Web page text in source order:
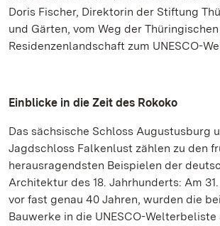
Doris Fischer, Direktorin der Stiftung
und Gärten, vom Weg der Thüringischen
Residenzenlandschaft zum UNESCO-
Einblicke in die Zeit des Rokoko
Das sächsische Schloss Augustusburg
Jagdschloss Falkenlust zählen zu den
herausragendsten Beispielen der
Architektur des 18. Jahrhunderts: Am
vor fast genau 40 Jahren, wurden die
Bauwerke in die UNESCO-Welterbeliste